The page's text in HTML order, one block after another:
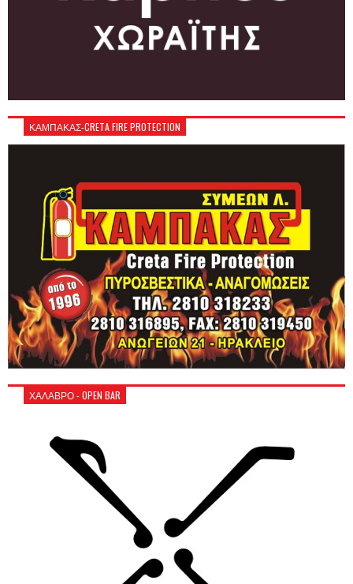
ΚΑΜΠΑΚΑΣ-CRETA FIRE PROTECTION
ΧΑΛΑΒΡΟ - OPEN BAR